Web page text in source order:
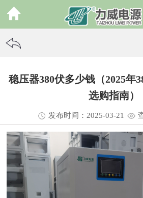
稳压器380伏多少钱（2025年
选购指南）
发布时间：2025-03-21